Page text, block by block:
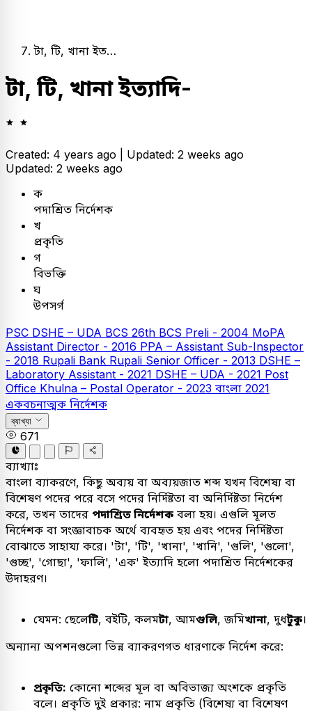
টা, টি, খানা ইত…
টা, টি, খানা ইত্যাদি-
Created: 4 years ago | Updated: 2 weeks ago
Updated: 2 weeks ago
ক
পদাশ্রিত নির্দেশক
খ
প্রকৃতি
গ
বিভক্তি
ঘ
উপসর্গ
PSC DSHE – UDA BCS 26th BCS Preli - 2004 MoPA
Assistant Director - 2016 PPA – Assistant Sub-Inspector
- 2018 Rupali Bank Rupali Senior Officer - 2013 DSHE –
Laboratory Assistant - 2021 DSHE – UDA - 2021 Post
Office Khulna – Postal Operator - 2023 বাংলা 2021
একবচনাত্মক নির্দেশক
ব্যাখ্যা
671
ব্যাখ্যাঃ
বাংলা ব্যাকরণে, কিছু অব্যয় বা অব্যয়জাত শব্দ যখন বিশেষ্য বা
বিশেষণ পদের পরে বসে পদের নির্দিষ্টতা বা অনির্দিষ্টতা নির্দেশ
করে, তখন তাদের পদাশ্রিত নির্দেশক বলা হয়। এগুলি মূলত
নির্দেশক বা সংজ্ঞাবাচক অর্থে ব্যবহৃত হয় এবং পদের নির্দিষ্টতা
বোঝাতে সাহায্য করে। 'টা', 'টি', 'খানা', 'খানি', 'গুলি', 'গুলো',
'গুচ্ছ', 'গোছা', 'ফালি', 'এক' ইত্যাদি হলো পদাশ্রিত নির্দেশকের
উদাহরণ।
যেমন: ছেলেটি, বইটি, কলমটা, আমগুলি, জমিখানা, দুধটুকু।
অন্যান্য অপশনগুলো ভিন্ন ব্যাকরণগত ধারণাকে নির্দেশ করে:
প্রকৃতি: কোনো শব্দের মূল বা অবিভাজ্য অংশকে প্রকৃতি
বলে। প্রকৃতি দুই প্রকার: নাম প্রকৃতি (বিশেষ্য বা বিশেষণ